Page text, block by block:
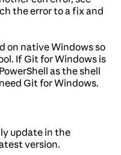
the error to a fix and
on native Windows so
If Git for Windows is
as the shell
Git for Windows.
update in the
version.